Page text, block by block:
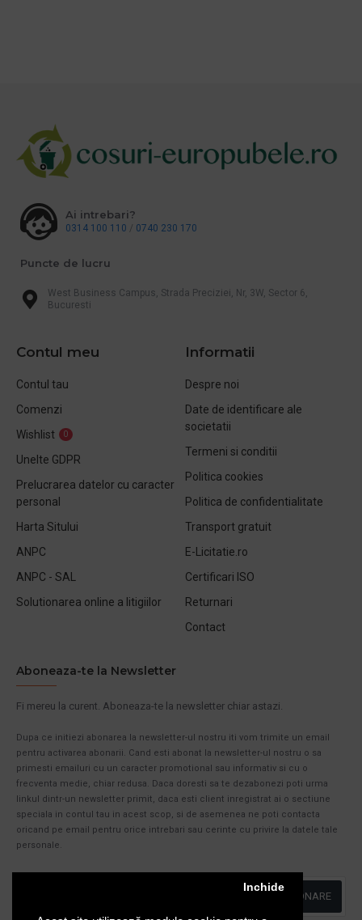
Inchide
Ai intrebari?
0314 100 110 / 0740 230 170
Puncte de lucru
West Business Campus, Strada Preciziei, Nr, 3W, Sector 6,
Bucuresti
Contul meu
Contul tau
Comenzi
Wishlist
0
Unelte GDPR
Prelucrarea datelor cu caracter
personal
Harta Sitului
ANPC
ANPC - SAL
Solutionarea online a litigiilor
Informatii
Despre noi
Date de identificare ale
societatii
Termeni si conditii
Politica cookies
Politica de confidentialitate
Transport gratuit
E-Licitatie.ro
Certificari ISO
Returnari
Contact
Aboneaza-te la Newsletter
Fi mereu la curent. Aboneaza-te la newsletter chiar astazi.
Dupa ce initiezi abonarea la newsletter-ul nostru iti vom trimite un email
pentru activarea abonarii. Cand esti abonat la newsletter-ul nostru o sa
primesti emailuri cu un caracter promotional sau informativ si cu o
frecventa medie, chiar redusa. Daca doresti sa te dezabonezi poti urma
linkul dintr-un newsletter primit, daca esti client inregistrat ai o sectiune
speciala in contul tau in acest scop, si de asemenea ne poti contacta
oricand pe email pentru orice intrebari sau cerinte cu privire la datele tale
personale.
ABONARE